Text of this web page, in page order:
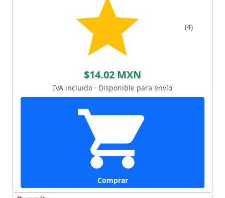
(4)
$14.02 MXN
IVA incluido · Disponible para envío
Comprar